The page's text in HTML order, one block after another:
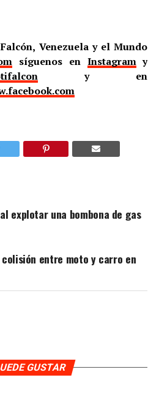
Venezuela y el Mundo
síguenos en Instagramy
y en
explotar una bombona de gas
colisión entre moto y carro en
GUSTAR